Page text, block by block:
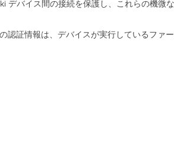
バイス間の接続を保護し、これらの機微
証情報は、デバイスが実行しているファ